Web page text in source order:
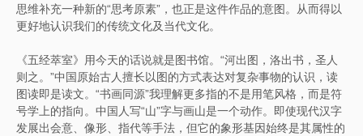
思维补充一种新的“思考原素”，也正是这件作品的意图。从而得以
更好地认识我们的传统文化及当代文化。
《五经萃室》用今天的话说就是图书馆。“河出图，洛出书，圣人
则之。”中国原始古人擅长以图的方式表达对复杂事物的认识，读
图读即是读文。“书画同源”我理解更多指的不是用笔风格，而是符
号学上的指向。中国人写“山”字与画山是一个动作。即使现代汉字
发展出会意、像形、指代等手法，但它的象形基因始终是其属性的